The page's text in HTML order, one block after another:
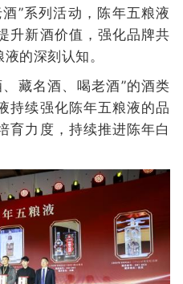
”系列活动，陈年五粮液
升新酒价值，强化品牌共
的深刻认知。
藏名酒、喝老酒”的酒类
持续强化陈年五粮液的品
育力度，持续推进陈年白